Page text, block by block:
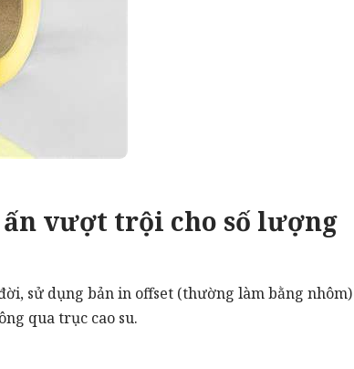
vượt trội cho số lượng
sử dụng bản in offset (thường làm bằng nhôm)
qua trục cao su.